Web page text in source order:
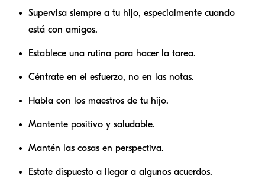
Supervisa siempre a tu hijo, especialmente cuando
está con amigos.
Establece una rutina para hacer la tarea.
Céntrate en el esfuerzo, no en las notas.
Habla con los maestros de tu hijo.
Mantente positivo y saludable.
Mantén las cosas en perspectiva.
Estate dispuesto a llegar a algunos acuerdos.